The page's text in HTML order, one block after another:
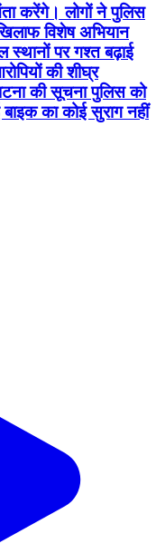
करेंगे। लोगों ने पुलिस
विशेष अभियान
स्थानों पर गश्त बढ़ाई
की शीघ्र
की सूचना पुलिस को
का कोई सुराग नहीं